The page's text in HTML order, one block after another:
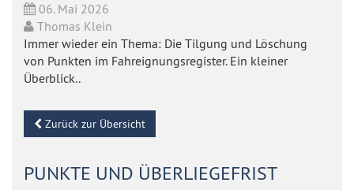
06. Mai 2026
Thomas Klein
Immer wieder ein Thema: Die Tilgung und Löschung
von Punkten im Fahreignungsregister. Ein kleiner
Überblick..
Zurück zur Übersicht
PUNKTE UND ÜBERLIEGEFRIST